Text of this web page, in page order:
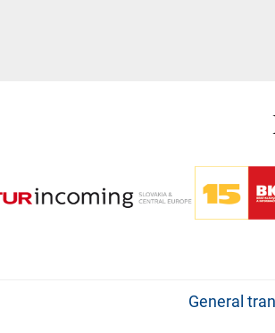
General